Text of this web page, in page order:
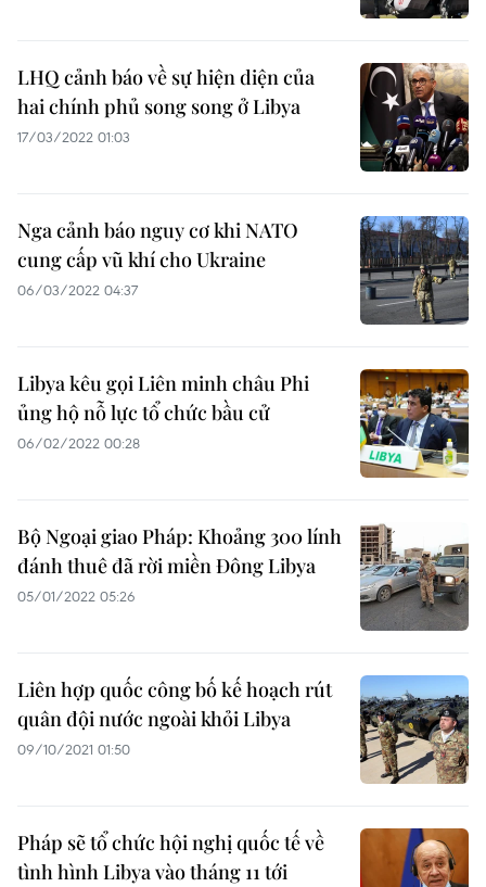
LHQ cảnh báo về sự hiện diện của
hai chính phủ song song ở Libya
17/03/2022 01:03
Nga cảnh báo nguy cơ khi NATO
cung cấp vũ khí cho Ukraine
06/03/2022 04:37
Libya kêu gọi Liên minh châu Phi
ủng hộ nỗ lực tổ chức bầu cử
06/02/2022 00:28
Bộ Ngoại giao Pháp: Khoảng 300 lính
đánh thuê đã rời miền Đông Libya
05/01/2022 05:26
Liên hợp quốc công bố kế hoạch rút
quân đội nước ngoài khỏi Libya
09/10/2021 01:50
Pháp sẽ tổ chức hội nghị quốc tế về
tình hình Libya vào tháng 11 tới